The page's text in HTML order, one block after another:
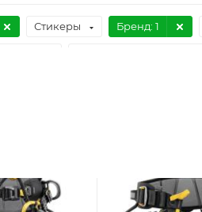
Стикеры Бренд: 1
B для позиционирования